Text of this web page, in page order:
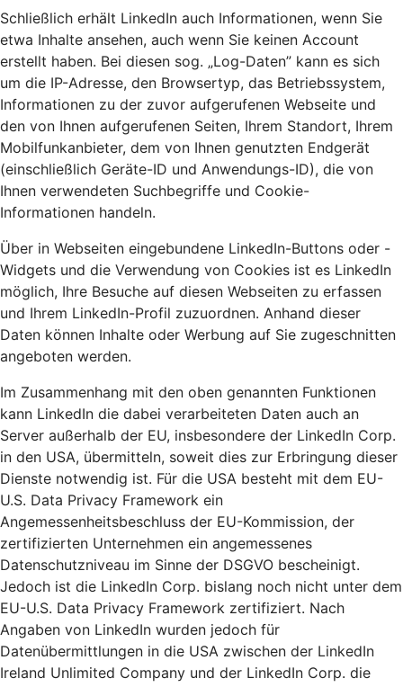
Schließlich erhält LinkedIn auch Informationen, wenn Sie
etwa Inhalte ansehen, auch wenn Sie keinen Account
erstellt haben. Bei diesen sog. „Log-Daten” kann es sich
um die IP-Adresse, den Browsertyp, das Betriebssystem,
Informationen zu der zuvor aufgerufenen Webseite und
den von Ihnen aufgerufenen Seiten, Ihrem Standort, Ihrem
Mobilfunkanbieter, dem von Ihnen genutzten Endgerät
(einschließlich Geräte-ID und Anwendungs-ID), die von
Ihnen verwendeten Suchbegriffe und Cookie-
Informationen handeln.
Über in Webseiten eingebundene LinkedIn-Buttons oder -
Widgets und die Verwendung von Cookies ist es LinkedIn
möglich, Ihre Besuche auf diesen Webseiten zu erfassen
und Ihrem LinkedIn-Profil zuzuordnen. Anhand dieser
Daten können Inhalte oder Werbung auf Sie zugeschnitten
angeboten werden.
Im Zusammenhang mit den oben genannten Funktionen
kann LinkedIn die dabei verarbeiteten Daten auch an
Server außerhalb der EU, insbesondere der LinkedIn Corp.
in den USA, übermitteln, soweit dies zur Erbringung dieser
Dienste notwendig ist. Für die USA besteht mit dem EU-
U.S. Data Privacy Framework ein
Angemessenheitsbeschluss der EU-Kommission, der
zertifizierten Unternehmen ein angemessenes
Datenschutzniveau im Sinne der DSGVO bescheinigt.
Jedoch ist die LinkedIn Corp. bislang noch nicht unter dem
EU-U.S. Data Privacy Framework zertifiziert. Nach
Angaben von LinkedIn wurden jedoch für
Datenübermittlungen in die USA zwischen der LinkedIn
Ireland Unlimited Company und der LinkedIn Corp. die